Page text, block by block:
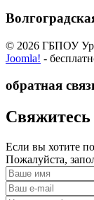
© 2026 ГБПОУ
Joomla! -
обратная
Если вы хотите
Пожалуйста,